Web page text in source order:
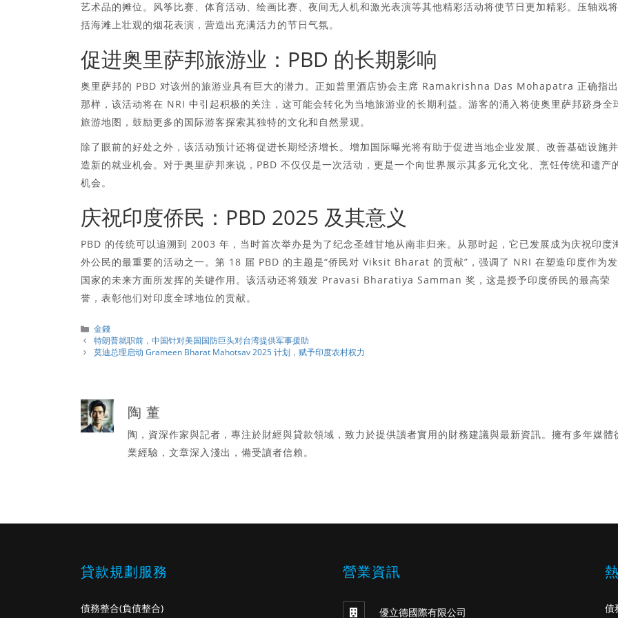
艺术品的摊位。风筝比赛、体育活动、绘画比赛、夜间无人机和激光表演等其他精彩活动将使节日更加精彩。压轴戏
括海滩上壮观的烟花表演，营造出充满活力的节日气氛。
促进奥里萨邦旅游业：PBD 的长期影响
奥里萨邦的 PBD 对该州的旅游业具有巨大的潜力。正如普里酒店协会主席 Ramakrishna Das Mohapatra 正确指
那样，该活动将在 NRI 中引起积极的关注，这可能会转化为当地旅游业的长期利益。游客的涌入将使奥里萨邦跻身全
旅游地图，鼓励更多的国际游客探索其独特的文化和自然景观。
除了眼前的好处之外，该活动预计还将促进长期经济增长。增加国际曝光将有助于促进当地企业发展、改善基础设施
造新的就业机会。对于奥里萨邦来说，PBD 不仅仅是一次活动，更是一个向世界展示其多元化文化、烹饪传统和遗产
机会。
庆祝印度侨民：PBD 2025 及其意义
PBD 的传统可以追溯到 2003 年，当时首次举办是为了纪念圣雄甘地从南非归来。从那时起，它已发展成为庆祝印度
外公民的最重要的活动之一。第 18 届 PBD 的主题是“侨民对 Viksit Bharat 的贡献”，强调了 NRI 在塑造印度作为
国家的未来方面所发挥的关键作用。该活动还将颁发 Pravasi Bharatiya Samman 奖，这是授予印度侨民的最高荣
誉，表彰他们对印度全球地位的贡献。
分
類
金錢
特朗普就职前，中国针对美国国防巨头对台湾提供军事援助
莫迪总理启动 Grameen Bharat Mahotsav 2025 计划，赋予印度农村权力
陶 董
陶，資深作家與記者，專注於財經與貸款領域，致力於提供讀者實用的財務建議與最新資訊。擁有多年媒體
業經驗，文章深入淺出，備受讀者信賴。
貸款規劃服務
債務整合(負債整合)
營業資訊
優立德國際有限公司
債